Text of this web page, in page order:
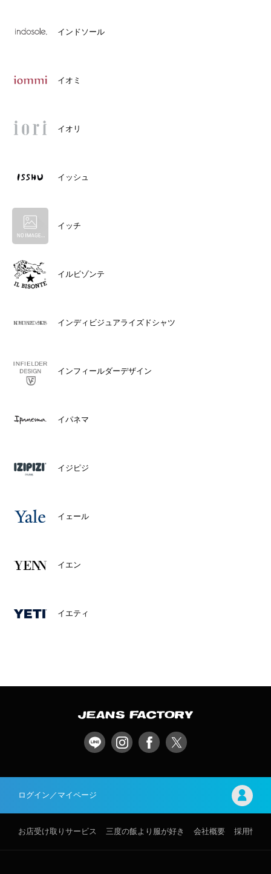
インドソール
イオミ
イオリ
イッシュ
イッチ
イルビゾンテ
インディビジュアライズドシャツ
インフィールダーデザイン
イパネマ
イジピジ
イェール
イエン
イエティ
ログイン／マイページ
お店受け取りサービス 三度の飯より服が好き 会社概要 採用情報